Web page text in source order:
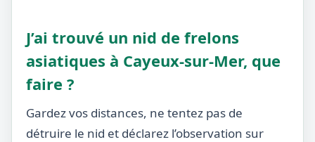
J’ai trouvé un nid de frelons
asiatiques à Cayeux-sur-Mer, que
faire ?
Gardez vos distances, ne tentez pas de
détruire le nid et déclarez l’observation sur